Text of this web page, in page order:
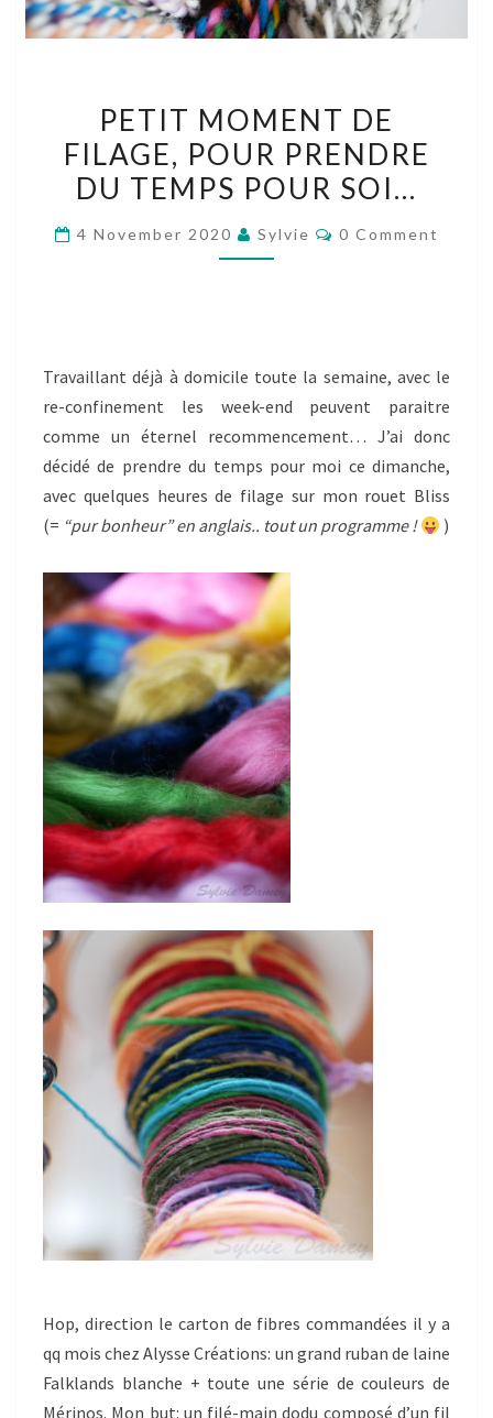
MOMENT
DE
FILAGE,
PRENDRE
PETIT MOMENT DE
FILAGE, POUR PRENDRE
DU TEMPS POUR SOI…
4 November 2020 Sylvie Comments
0 Comment
Travaillant déjà à domicile toute la semaine, avec le
re-confinement les week-end peuvent paraitre
comme un éternel recommencement… J’ai donc
décidé de prendre du temps pour moi ce dimanche,
avec quelques heures de filage sur mon rouet Bliss
(= “pur bonheur” en anglais.. tout un programme ! )
Hop, direction le carton de fibres commandées il y a
qq mois chez Alysse Créations: un grand ruban de laine
Falklands blanche + toute une série de couleurs de
Mérinos. Mon but: un filé-main dodu composé d’un fil